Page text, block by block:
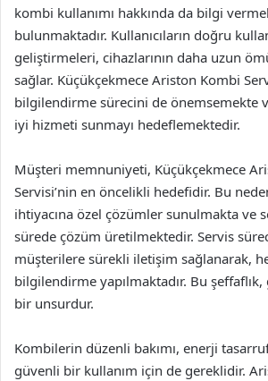
kombi kullanımı hakkında da bilgi
bulunmaktadır. Kullanıcıların doğru
geliştirmeleri, cihazlarının daha uzun
sağlar. Küçükçekmece Ariston Kombi
bilgilendirme sürecini de önemsemekte
iyi hizmeti sunmayı hedeflemektedir.
Müşteri memnuniyeti, Küçükçekmece
Servisi’nin en öncelikli hedefidir. Bu
ihtiyacına özel çözümler sunulmakta ve
sürede çözüm üretilmektedir. Servis
müşterilere sürekli iletişim sağlanarak,
bilgilendirme yapılmaktadır. Bu
bir unsurdur.
Kombilerin düzenli bakımı, enerji
güvenli bir kullanım için de gereklidir.